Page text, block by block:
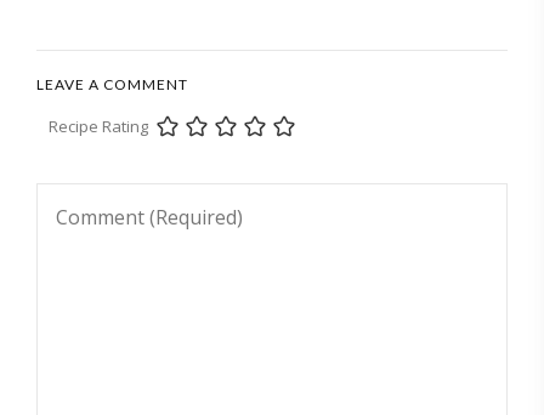
LEAVE A COMMENT
Recipe Rating